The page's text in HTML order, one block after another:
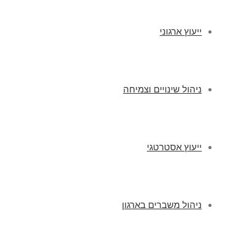
ייעוץ ארגוני
ניהול שינויים וצמיחה
ייעוץ אסטרטגי
ניהול משברים בארגון